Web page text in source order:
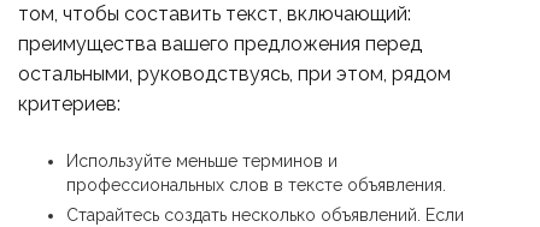
том, чтобы составить текст, включающий:
преимущества вашего предложения перед
остальными, руководствуясь, при этом, рядом
критериев:
Используйте меньше терминов и
профессиональных слов в тексте объявления.
Старайтесь создать несколько объявлений. Если